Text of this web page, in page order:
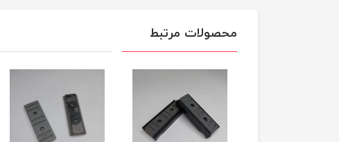
محصولات مرتبط